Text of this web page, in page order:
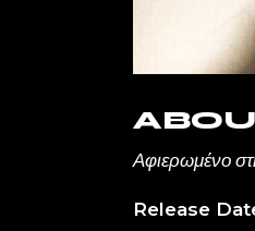
Αφιερωμένο
Release